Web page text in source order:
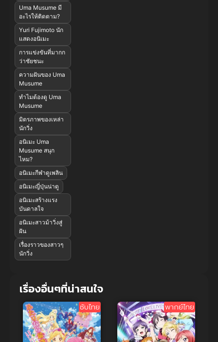
Uma Musume มี
อะไรให้ติดตาม?
Yuri Fujimoto นัก
แสดงอนิเมะ
การแข่งขันที่มากก
ว่าชัยชนะ
ความฝันของ Uma
Musume
ทำไมต้องดู Uma
Musume
มิตรภาพของเหล่า
นักวิ่ง
อนิเมะ Uma
Musume สนุก
ไหม?
อนิเมะกีฬาดูเพลิน
อนิเมะญี่ปุ่นน่าดู
อนิเมะสร้างแรง
บันดาลใจ
อนิเมะสาวม้าวิ่งสู่
ฝัน
เรื่องราวของสาวๆ
นักวิ่ง
เรื่องอื่นๆที่น่าสนใจ
ซับไทย พากย์ไทย